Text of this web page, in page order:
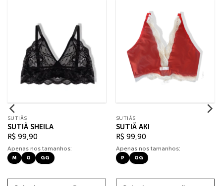
SUTIÃS
SUTIÃ SHEILA
R$ 99,90
Apenas nos tamanhos:
M G GG
SUTIÃS
SUTIÃ AKI
R$ 99,90
Apenas nos tamanhos:
P GG